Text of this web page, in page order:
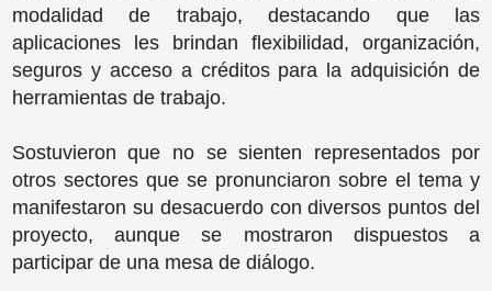
modalidad de trabajo, destacando que las
aplicaciones les brindan flexibilidad, organización,
seguros y acceso a créditos para la adquisición de
herramientas de trabajo.
Sostuvieron que no se sienten representados por
otros sectores que se pronunciaron sobre el tema y
manifestaron su desacuerdo con diversos puntos del
proyecto, aunque se mostraron dispuestos a
participar de una mesa de diálogo.